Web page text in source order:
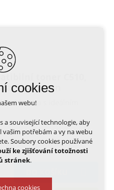
toner C510,
5000 stran
kazeta s ideálním
cookies
webu!
a související technologie, aby
potřebám a vy na webu
Soubory cookies používané
ke zjišťování totožnosti
stránek.
cookies